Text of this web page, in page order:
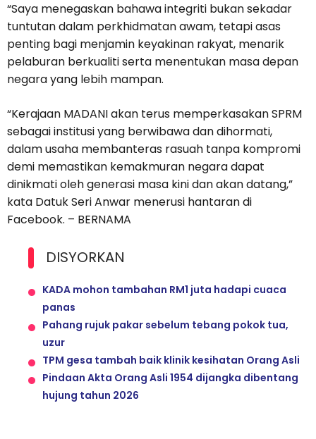
“Saya menegaskan bahawa integriti bukan sekadar
tuntutan dalam perkhidmatan awam, tetapi asas
penting bagi menjamin keyakinan rakyat, menarik
pelaburan berkualiti serta menentukan masa depan
negara yang lebih mampan.
“Kerajaan MADANI akan terus memperkasakan SPRM
sebagai institusi yang berwibawa dan dihormati,
dalam usaha membanteras rasuah tanpa kompromi
demi memastikan kemakmuran negara dapat
dinikmati oleh generasi masa kini dan akan datang,”
kata Datuk Seri Anwar menerusi hantaran di
Facebook. – BERNAMA
DISYORKAN
KADA mohon tambahan RM1 juta hadapi cuaca
panas
Pahang rujuk pakar sebelum tebang pokok tua,
uzur
TPM gesa tambah baik klinik kesihatan Orang Asli
Pindaan Akta Orang Asli 1954 dijangka dibentang
hujung tahun 2026